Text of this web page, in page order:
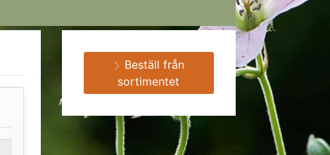
Beställ från
sortimentet